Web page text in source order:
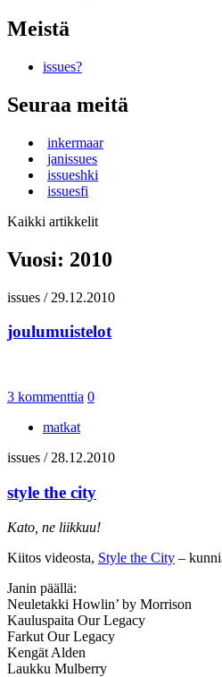
Meistä
issues?
Seuraa meitä
inkermaar
janissues
issueshki
issuesfi
Kaikki artikkelit
Vuosi: 2010
issues / 29.12.2010
joulumuistelot
3 kommenttia 0
matkat
issues / 28.12.2010
style the city
Kato, ne liikkuu!
Kiitos videosta, Style the City –
Janin päällä:
Neuletakki Howlin’ by Morrison
Kauluspaita Our Legacy
Farkut Our Legacy
Kengät Alden
Laukku Mulberry